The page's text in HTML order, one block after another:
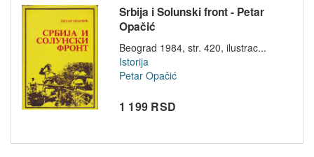
Srbija i Solunski front - Petar
Opačić
Beograd 1984, str. 420, ilustrac...
Istorija
Petar Opačić
1 199 RSD